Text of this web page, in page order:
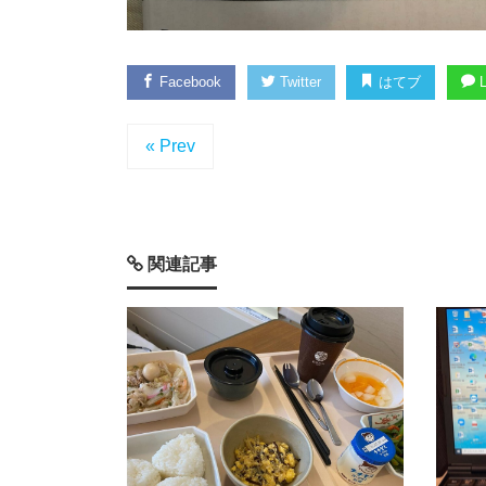
Facebook Twitter はてブ
« Prev
関連記事